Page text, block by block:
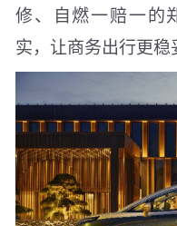
修、自燃一赔一的
实，让商务出行更稳